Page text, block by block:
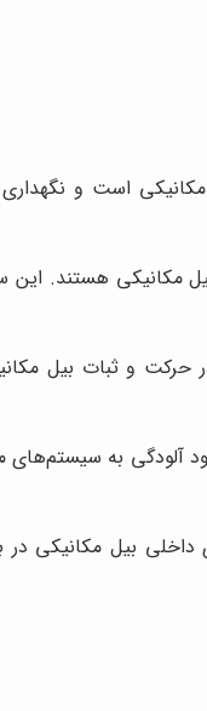
مکانیکی است و
هستند. این
و ثبات بیل
آلودگی به
داخلی بیل مکانیکی